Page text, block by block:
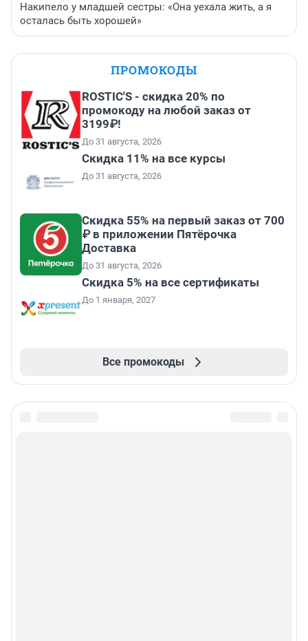
Накипело у младшей сестры: «Она уехала жить, а я
осталась быть хорошей»
ПРОМОКОДЫ
ROSTIC'S - скидка 20% по
промокоду на любой заказ от
3199₽!
До 31 августа, 2026
Скидка 11% на все курсы
До 31 августа, 2026
Скидка 55% на первый заказ от 700
₽ в приложении Пятёрочка
Доставка
До 31 августа, 2026
Скидка 5% на все сертификаты
До 1 января, 2027
Все промокоды